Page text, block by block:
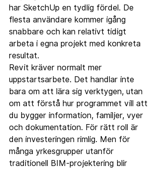
har SketchUp en tydlig fördel. De
flesta användare kommer igång
snabbare och kan relativt tidigt
arbeta i egna projekt med konkreta
resultat.
Revit kräver normalt mer
uppstartsarbete. Det handlar inte
bara om att lära sig verktygen, utan
om att förstå hur programmet vill att
du bygger information, familjer, vyer
och dokumentation. För rätt roll är
den investeringen rimlig. Men för
många yrkesgrupper utanför
traditionell BIM-projektering blir